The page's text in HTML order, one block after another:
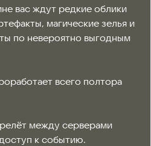
вас ждут редкие облики
магические зелья и
по невероятно выгодным
всего полтора
между серверами
к событию.